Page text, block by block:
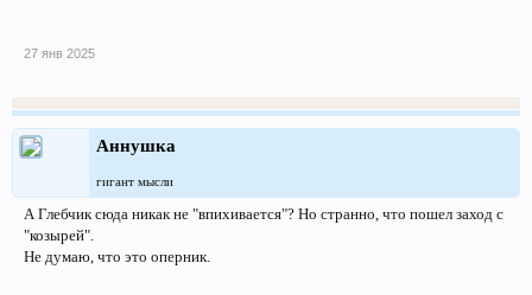
27 янв 2025
Аннушка
гигант мысли
А Глебчик сюда никак не "впихивается"? Но странно, что пошел заход с
"козырей".
Не думаю, что это оперник.